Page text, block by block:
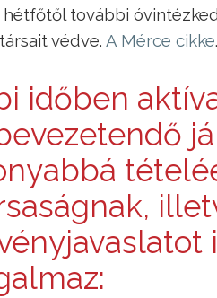
további
védve. A Mérce cikke.
időben